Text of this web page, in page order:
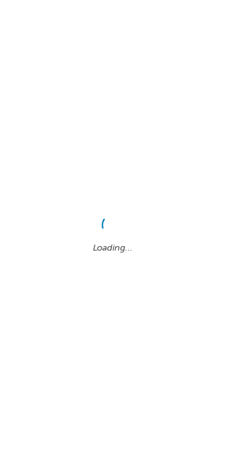
Loading…